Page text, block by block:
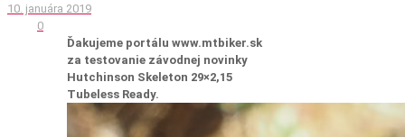
10. januára 2019
0
Ďakujeme portálu www.mtbiker.sk
za testovanie závodnej novinky
Hutchinson Skeleton 29×2,15
Tubeless Ready.